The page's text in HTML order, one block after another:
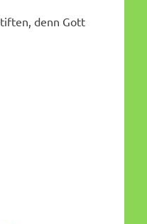
denn Gott